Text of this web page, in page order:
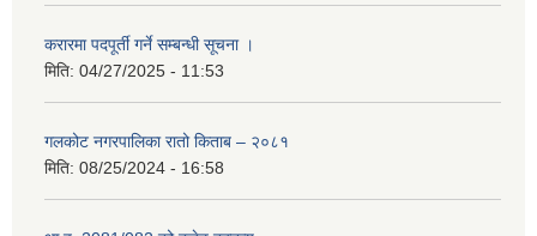
करारमा पदपूर्ती गर्ने सम्बन्धी सूचना ।
मिति: 04/27/2025 - 11:53
गलकोट नगरपालिका रातो किताब – २०८१
मिति: 08/25/2024 - 16:58